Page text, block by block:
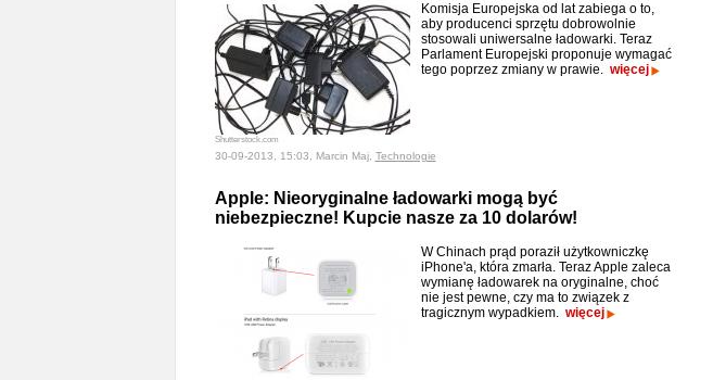
Shutterstock.com
Komisja Europejska od lat zabiega o to,
aby producenci sprzętu dobrowolnie
stosowali uniwersalne ładowarki. Teraz
Parlament Europejski proponuje wymagać
tego poprzez zmiany w prawie. więcej
30-09-2013, 15:03, Marcin Maj, Technologie
Apple: Nieoryginalne ładowarki mogą być
niebezpieczne! Kupcie nasze za 10 dolarów!
W Chinach prąd poraził użytkowniczkę
iPhone'a, która zmarła. Teraz Apple zaleca
wymianę ładowarek na oryginalne, choć
nie jest pewne, czy ma to związek z
tragicznym wypadkiem. więcej